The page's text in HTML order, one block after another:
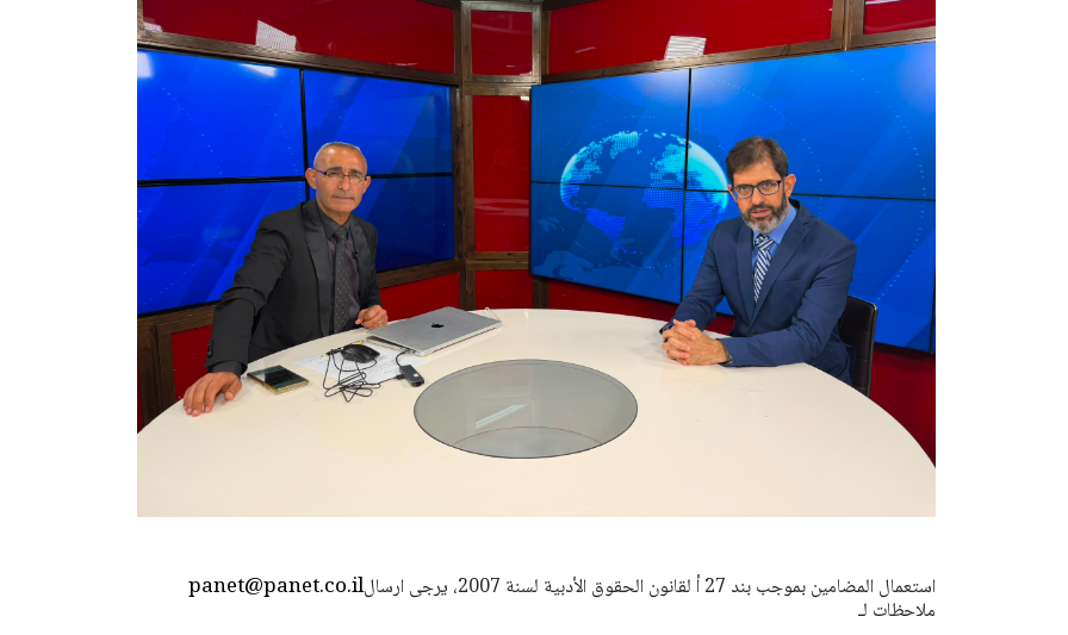
panet@panet.co.ilاستعمال المضامين بموجب بند 27 أ لقانون الحقوق الأدبية لسنة 2007، يرجى ارسال
ملاحظات لـ